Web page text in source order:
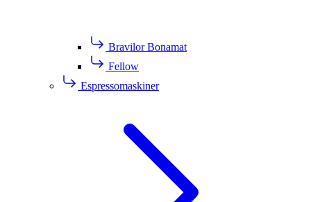
Bravilor Bonamat
Fellow
Espressomaskiner